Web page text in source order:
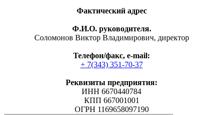
Фактический адрес
Ф.И.О. руководителя.
Соломонов Виктор Владимирович, директор
Телефон/факс, е-mail:
+ 7(343) 351-70-37
Реквизиты предприятия:
ИНН 6670440784
КПП 667001001
ОГРН 1169658097190